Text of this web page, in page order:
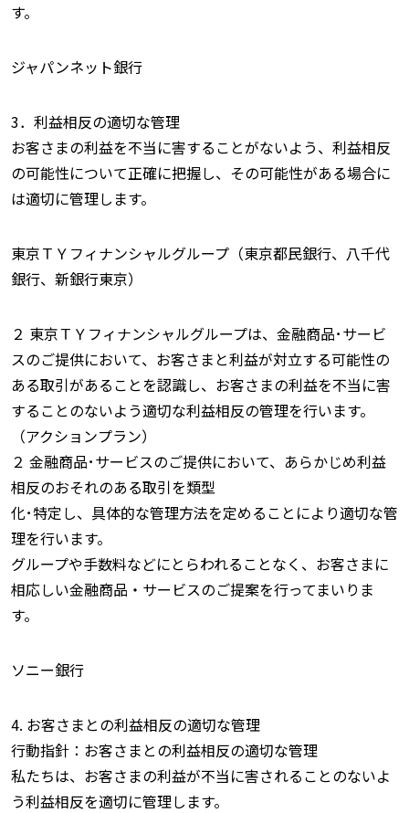
す。
ジャパンネット銀行
3．利益相反の適切な管理
お客さまの利益を不当に害することがないよう、利益相反
の可能性について正確に把握し、その可能性がある場合に
は適切に管理します。
東京ＴＹフィナンシャルグループ（東京都民銀行、八千代
銀行、新銀行東京）
２ 東京ＴＹフィナンシャルグループは、金融商品･サービ
スのご提供において、お客さまと利益が対立する可能性の
ある取引があることを認識し、お客さまの利益を不当に害
することのないよう適切な利益相反の管理を行います。
（アクションプラン）
２ 金融商品･サービスのご提供において、あらかじめ利益
相反のおそれのある取引を類型
化･特定し、具体的な管理方法を定めることにより適切な管
理を行います。
グループや手数料などにとらわれることなく、お客さまに
相応しい金融商品・サービスのご提案を行ってまいりま
す。
ソニー銀行
4. お客さまとの利益相反の適切な管理
行動指針：お客さまとの利益相反の適切な管理
私たちは、お客さまの利益が不当に害されることのないよ
う利益相反を適切に管理します。